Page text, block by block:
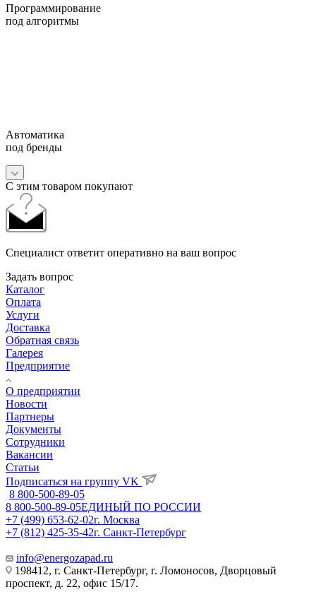
Программирование
под алгоритмы
Автоматика
под бренды
С этим товаром покупают
Специалист ответит оперативно на ваш вопрос
Задать вопрос
Каталог
Оплата
Услуги
Доставка
Обратная связь
Галерея
Предприятие
О предприятии
Новости
Партнеры
Документы
Сотрудники
Вакансии
Статьи
Подписаться на группу VK
8 800-500-89-05
8 800-500-89-05ЕДИНЫЙ ПО РОССИИ
+7 (499) 653-62-02г. Москва
+7 (812) 425-35-42г. Санкт-Петербург
info@energozapad.ru
198412, г. Санкт-Петербург, г. Ломоносов, Дворцовый
проспект, д. 22, офис 15/17.